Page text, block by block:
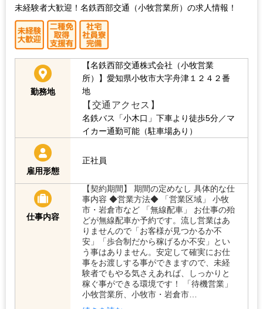
未経験者大歓迎！名鉄西部交通（小牧営業所）の求人情報！
勤務地
【名鉄西部交通株式会社（小牧営業
所）】愛知県小牧市大字舟津１２４２番
地
【交通アクセス】
名鉄バス「小木口」下車より徒歩5分／マ
イカー通勤可能（駐車場あり）
雇用形態
正社員
仕事内容
【契約期間】 期間の定めなし 具体的な仕
事内容 ◆営業方法◆ 「営業区域」 小牧
市・岩倉市など 「無線配車」 お仕事の殆
どが無線配車か予約です。流し営業はあ
りませんので「お客様が見つかるか不
安」「歩合制だから稼げるか不安」とい
う事はありません。安定して確実にお仕
事をお渡しする事ができますので、未経
験者でもやる気さえあれば、しっかりと
稼ぐ事ができる環境です！ 「待機営業」
小牧営業所、小牧市・岩倉市…